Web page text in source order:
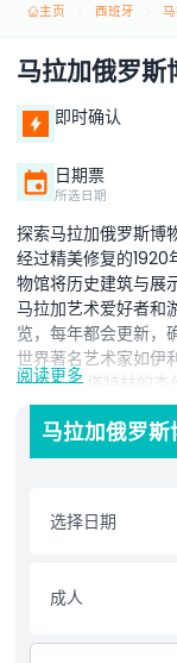
主页 西班牙
马拉加俄罗斯
即时确认
日期票
所选日期
探索马拉加俄罗斯博
经过精美修复的
物馆将历史建筑与展
马拉加艺术爱好者和
览，每年都会更新，
世界著名艺术家如伊
拉基米尔·塔特林的
多样性与演变。除
礼堂、三个放映室
物馆连接全球100多
解俄罗斯文化与遗产。
阅读更多
马拉加俄罗
选择日期
成人